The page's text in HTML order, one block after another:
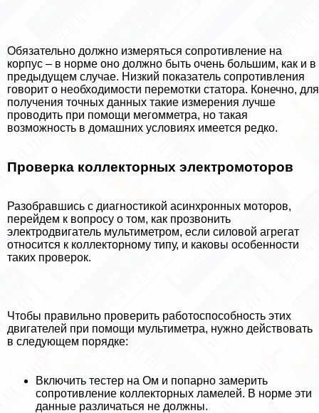
Обязательно должно измеряться сопротивление на
корпус – в норме оно должно быть очень большим, как и в
предыдущем случае. Низкий показатель сопротивления
говорит о необходимости перемотки статора. Конечно, для
получения точных данных такие измерения лучше
проводить при помощи мегомметра, но такая
возможность в домашних условиях имеется редко.
Проверка коллекторных электромоторов
Разобравшись с диагностикой асинхронных моторов,
перейдем к вопросу о том, как прозвонить
электродвигатель мультиметром, если силовой агрегат
относится к коллекторному типу, и каковы особенности
таких проверок.
Чтобы правильно проверить работоспособность этих
двигателей при помощи мультиметра, нужно действовать
в следующем порядке:
Включить тестер на Ом и попарно замерить
сопротивление коллекторных ламелей. В норме эти
данные различаться не должны.